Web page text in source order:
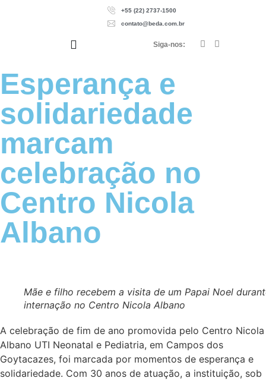
+55 (22) 2737-1500
contato@beda.com.br
Siga-nos:
Esperança e
solidariedade
marcam
celebração no
Centro Nicola
Albano
Mãe e filho recebem a visita de um Papai Noel
internação no Centro Nicola Albano
A celebração de fim de ano promovida pelo Centro Nicola
Albano UTI Neonatal e Pediatria, em Campos dos
Goytacazes, foi marcada por momentos de esperança e
solidariedade. Com 30 anos de atuação, a instituição, sob